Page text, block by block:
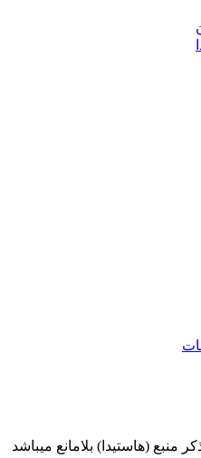
منبع (هاستیدا) بلامانع میباشد